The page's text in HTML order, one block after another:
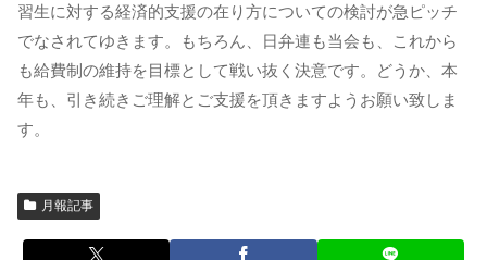
習生に対する経済的支援の在り方についての検討が急ピッチ
でなされてゆきます。もちろん、日弁連も当会も、これから
も給費制の維持を目標として戦い抜く決意です。どうか、本
年も、引き続きご理解とご支援を頂きますようお願い致しま
す。
月報記事